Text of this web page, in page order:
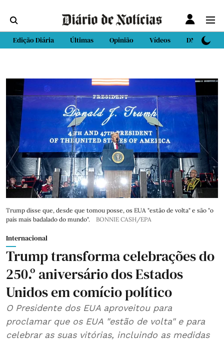
Edição Diária Últimas Opinião Vídeos DN Sport
Trump disse que, desde que tomou posse, os EUA "estão de volta" e são "o
país mais badalado do mundo".
BONNIE CASH/EPA
Internacional
Trump transforma celebrações do
250.º aniversário dos Estados
Unidos em comício político
O Presidente dos EUA aproveitou para
proclamar que os EUA "estão de volta" e para
celebrar as suas vitórias, incluindo as medidas